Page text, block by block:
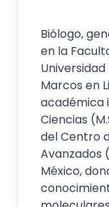
Biólogo,
en la
Marcos en
académica
Ciencias
del Centro
Avanzados
México,